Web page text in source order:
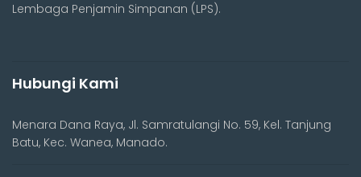
Lembaga Penjamin Simpanan (LPS).
Hubungi Kami
Menara Dana Raya, Jl. Samratulangi No. 59, Kel. Tanjung
Batu, Kec. Wanea, Manado.